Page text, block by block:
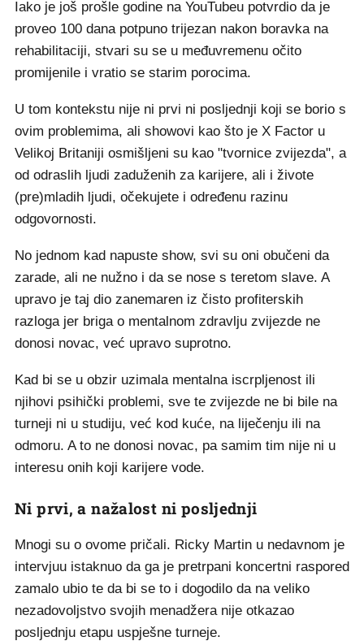
Iako je još prošle godine na YouTubeu potvrdio da je
proveo 100 dana potpuno trijezan nakon boravka na
rehabilitaciji, stvari su se u međuvremenu očito
promijenile i vratio se starim porocima.
U tom kontekstu nije ni prvi ni posljednji koji se borio s
ovim problemima, ali showovi kao što je X Factor u
Velikoj Britaniji osmišljeni su kao "tvornice zvijezda", a
od odraslih ljudi zaduženih za karijere, ali i živote
(pre)mladih ljudi, očekujete i određenu razinu
odgovornosti.
No jednom kad napuste show, svi su oni obučeni da
zarade, ali ne nužno i da se nose s teretom slave. A
upravo je taj dio zanemaren iz čisto profiterskih
razloga jer briga o mentalnom zdravlju zvijezde ne
donosi novac, već upravo suprotno.
Kad bi se u obzir uzimala mentalna iscrpljenost ili
njihovi psihički problemi, sve te zvijezde ne bi bile na
turneji ni u studiju, već kod kuće, na liječenju ili na
odmoru. A to ne donosi novac, pa samim tim nije ni u
interesu onih koji karijere vode.
Ni prvi, a nažalost ni posljednji
Mnogi su o ovome pričali. Ricky Martin u nedavnom je
intervjuu istaknuo da ga je pretrpani koncertni raspored
zamalo ubio te da bi se to i dogodilo da na veliko
nezadovoljstvo svojih menadžera nije otkazao
posljednju etapu uspješne turneje.